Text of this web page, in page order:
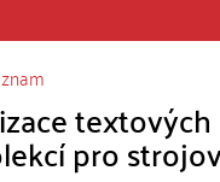
textových
pro